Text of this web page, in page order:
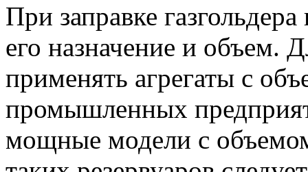
При заправке
его назначение и объем.
применять агрегаты с
промышленных
мощные модели с